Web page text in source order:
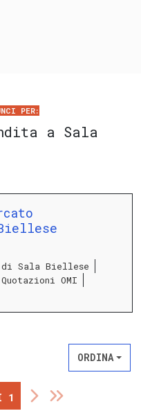
PER:
a Sala
di Sala Biellese
Quotazioni OMI
ORDINA
1